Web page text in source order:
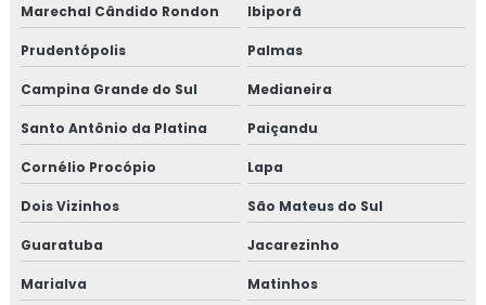
Marechal Cândido Rondon Ibiporã
Prudentópolis Palmas
Campina Grande do Sul Medianeira
Santo Antônio da Platina Paiçandu
Cornélio Procópio Lapa
Dois Vizinhos São Mateus do Sul
Guaratuba Jacarezinho
Marialva Matinhos